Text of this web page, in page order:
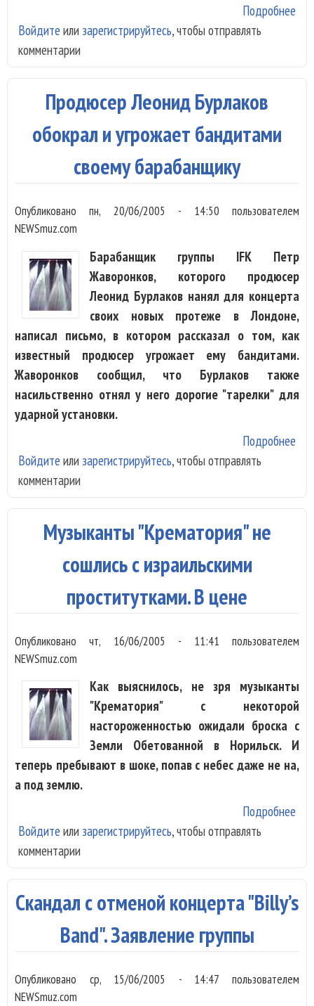
Подробнее
Войдите или зарегистрируйтесь, чтобы отправлять
комментарии
Продюсер Леонид Бурлаков
обокрал и угрожает бандитами
своему барабанщику
Опубликованопн, 20/06/2005 - 14:50 пользователем
NEWSmuz.com
Барабанщик группы IFK Петр
Жаворонков, которого продюсер
Леонид Бурлаков нанял для концерта
своих новых протеже в Лондоне,
написал письмо, в котором рассказал о том, как
известный продюсер угрожает ему бандитами.
Жаворонков сообщил, что Бурлаков также
насильственно отнял у него дорогие "тарелки" для
ударной установки.
Подробнее
Войдите или зарегистрируйтесь, чтобы отправлять
комментарии
Музыканты "Крематория" не
сошлись с израильскими
проститутками. В цене
Опубликованочт, 16/06/2005 - 11:41 пользователем
NEWSmuz.com
Как выяснилось, не зря музыканты
"Крематория" с некоторой
настороженностью ожидали броска с
Земли Обетованной в Норильск. И
теперь пребывают в шоке, попав с небес даже не на,
а под землю.
Подробнее
В
Войдите или зарегистрируйтесь, чтобы отправлять
комментарии
Скандал с отменой концерта "Billy’s
Band". Заявление группы
Опубликовано ср, 15/06/2005 - 14:47 пользователем
NEWSmuz.com